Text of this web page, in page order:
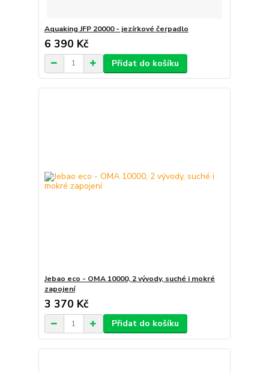
Aquaking JFP 20000 - jezírkové čerpadlo
6 390 Kč
Přidat do košíku
Jebao eco - OMA 10000, 2 vývody, suché i mokré
zapojení
3 370 Kč
Přidat do košíku